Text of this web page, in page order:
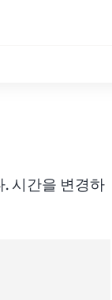
시간을 변경하